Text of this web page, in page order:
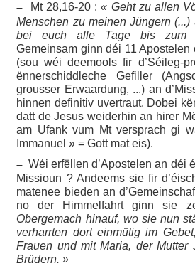
– Mt 28,16-20 :« Geht zu allen
Menschen zu meinen Jüngern
bei euch alle Tage bis zum
Gemeinsam ginn déi 11
(sou wéi deemools fir d’Séileg-
ënnerschiddleche Gefiller
grousser Erwaardung, ...) an
hinnen definitiv uvertraut. Dobei
datt de Jesus weiderhin an hirer
am Ufank vum Mt versprach gi
Immanuel » = Gott mat eis).
– Wéi erfëllen d’Apostelen an déi
Missioun ? Andeems sie fir
matenee bieden an
no der Himmelfahrt ginn sie
Obergemach hinauf, wo sie nun
verharrten dort einmütig im
Frauen und mit Maria, der Mutter
Brüdern. »